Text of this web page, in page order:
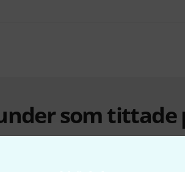
som